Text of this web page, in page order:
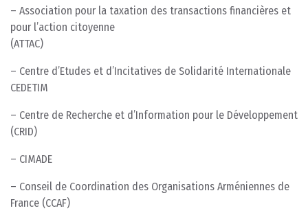
– Association pour la taxation des transactions financières et
pour l’action citoyenne
(ATTAC)
– Centre d’Etudes et d’Incitatives de Solidarité Internationale
CEDETIM
– Centre de Recherche et d’Information pour le Développement
(CRID)
– CIMADE
– Conseil de Coordination des Organisations Arméniennes de
France (CCAF)